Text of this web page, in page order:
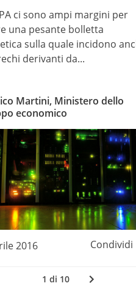
ci sono ampi margini per
una pesante bolletta
sulla quale incidono
derivanti da...
Martini, Ministero dello
economico
2016 Condividi
1 di 10